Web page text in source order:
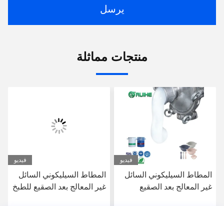
يرسل
منتجات مماثلة
فيديو
المطاط السيليكوني السائل
غير المعالج بعد الصقيع
فيديو
المطاط السيليكوني السائل
غير المعالج بعد الصقيع للطبخ